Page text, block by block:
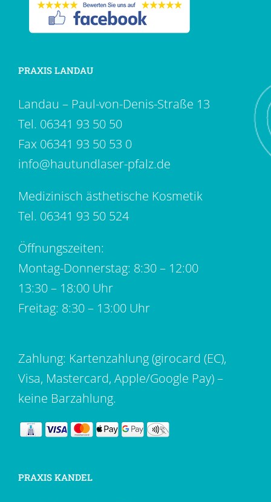
PRAXIS LANDAU
Landau – Paul-von-Denis-Straße 13
Tel. 06341 93 50 50
Fax 06341 93 50 53 0
info@hautundlaser-pfalz.de
Medizinisch ästhetische Kosmetik
Tel. 06341 93 50 524
Öffnungszeiten:
Montag-Donnerstag: 8:30 – 12:00
13:30 – 18:00 Uhr
Freitag: 8:30 – 13:00 Uhr
Zahlung: Kartenzahlung (girocard (EC),
Visa, Mastercard, Apple/Google Pay) –
keine Barzahlung.
PRAXIS KANDEL